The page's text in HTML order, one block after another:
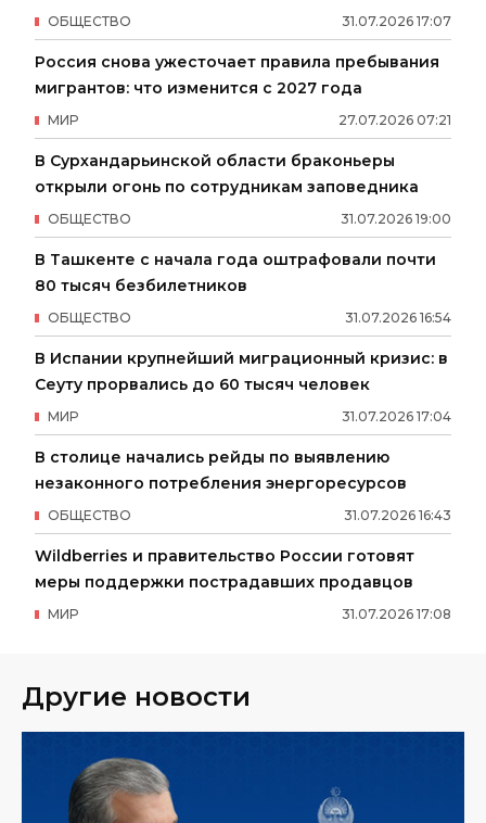
31.07.2026 17:07
ОБЩЕСТВО
Россия снова ужесточает правила пребывания
мигрантов: что изменится с 2027 года
27.07.2026 07:21
МИР
В Сурхандарьинской области браконьеры
открыли огонь по сотрудникам заповедника
31.07.2026 19:00
ОБЩЕСТВО
В Ташкенте с начала года оштрафовали почти
80 тысяч безбилетников
31.07.2026 16:54
ОБЩЕСТВО
В Испании крупнейший миграционный кризис: в
Сеуту прорвались до 60 тысяч человек
31.07.2026 17:04
МИР
В столице начались рейды по выявлению
незаконного потребления энергоресурсов
31.07.2026 16:43
ОБЩЕСТВО
Wildberries и правительство России готовят
меры поддержки пострадавших продавцов
31.07.2026 17:08
МИР
Другие новости